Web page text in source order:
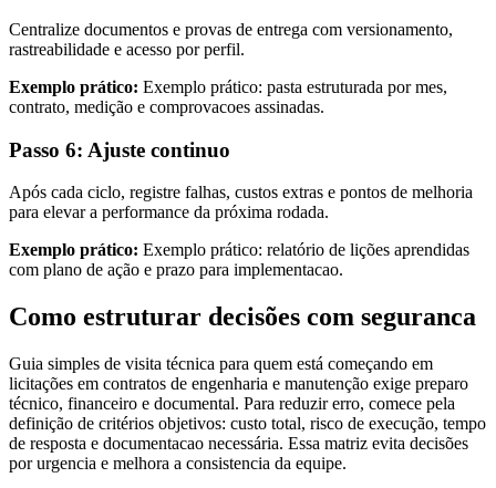
Centralize documentos e provas de entrega com versionamento,
rastreabilidade e acesso por perfil.
Exemplo prático: Exemplo prático: pasta estruturada por mes,
contrato, medição e comprovacoes assinadas.
Passo 6: Ajuste continuo
Após cada ciclo, registre falhas, custos extras e pontos de melhoria
para elevar a performance da próxima rodada.
Exemplo prático: Exemplo prático: relatório de lições aprendidas
com plano de ação e prazo para implementacao.
Como estruturar decisões com seguranca
Guia simples de visita técnica para quem está começando em
licitações em contratos de engenharia e manutenção exige preparo
técnico, financeiro e documental. Para reduzir erro, comece pela
definição de critérios objetivos: custo total, risco de execução, tempo
de resposta e documentacao necessária. Essa matriz evita decisões
por urgencia e melhora a consistencia da equipe.